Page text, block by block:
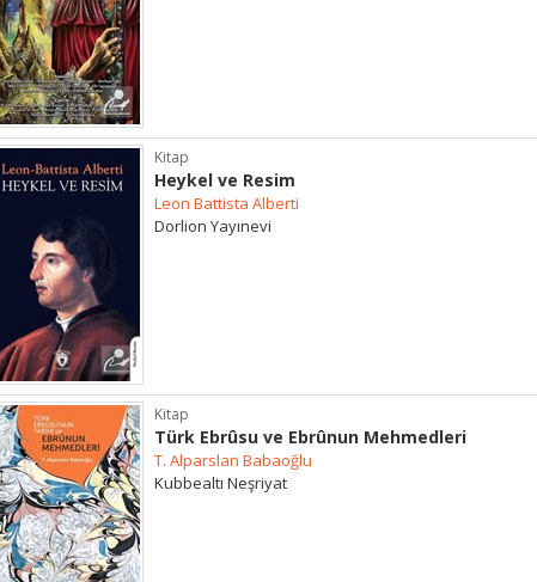
Kitap
Heykel ve Resim
Leon Battista Alberti
Dorlion Yayınevi
Kitap
Türk Ebrûsu ve Ebrûnun Mehmedleri
T. Alparslan Babaoğlu
Kubbealtı Neşriyat